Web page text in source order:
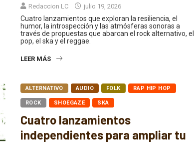
Redaccion LC julio 19, 2026
Cuatro lanzamientos que exploran la resiliencia, el
humor, la introspección y las atmósferas sonoras a
través de propuestas que abarcan el rock alternativo, el
pop, el ska y el reggae.
LEER MÁS
ALTERNATIVO AUDIO FOLK RAP HIP HOP
ROCK SHOEGAZE SKA
Cuatro lanzamientos
independientes para ampliar tu